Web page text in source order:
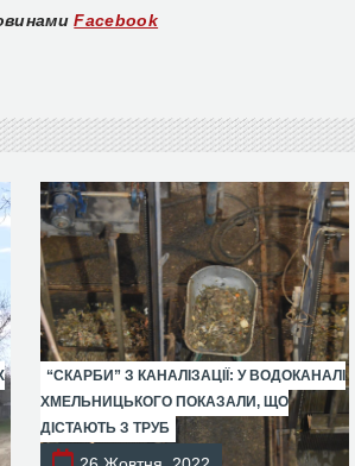
Facebook
“СКАРБИ” З КАНАЛІЗАЦІЇ: У ВОДОКАНАЛІ
ХМЕЛЬНИЦЬКОГО ПОКАЗАЛИ, ЩО
ДІСТАЮТЬ З ТРУБ